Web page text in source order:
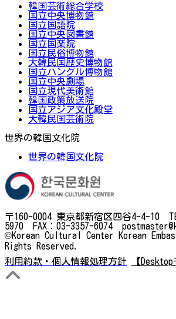
韓国芸術総合学校
国立中央博物館
国立国語院
国立中央図書館
国立国楽院
国立民俗博物館
大韓民国歴史博物館
国立ハングル博物館
国立中央劇場
国立現代美術館
韓国政策放送院
国立アジア文化殿堂
大韓民国芸術院
世界の韓国文化院
世界の韓国文化院
〒160-0004 東京都新宿区四谷4-4-10
5970 FAX：03-3357-6074
©Korean Cultural Center Korean
Rights Reserved.
利用約款・個人情報処理方針
【